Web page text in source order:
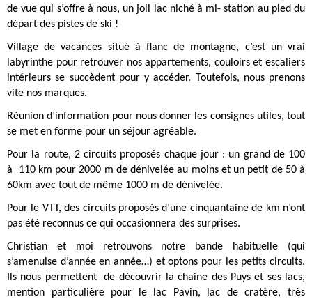
de vue qui s’offre à nous, un joli lac niché à mi- station au pied du
départ des pistes de ski !
Village de vacances situé à flanc de montagne, c’est un vrai
labyrinthe pour retrouver nos appartements, couloirs et escaliers
intérieurs se succèdent pour y accéder. Toutefois, nous prenons
vite nos marques.
Réunion d’information pour nous donner les consignes utiles, tout
se met en forme pour un séjour agréable.
Pour la route, 2 circuits proposés chaque jour : un grand de 100
à 110 km pour 2000 m de dénivelée au moins et un petit de 50 à
60km avec tout de même 1000 m de dénivelée.
Pour le VTT, des circuits proposés d’une cinquantaine de km n’ont
pas été reconnus ce qui occasionnera des surprises.
Christian et moi retrouvons notre bande habituelle (qui
s’amenuise d’année en année…) et optons pour les petits circuits.
Ils nous permettent de découvrir la chaine des Puys et ses lacs,
mention particulière pour le lac Pavin, lac de cratère, très